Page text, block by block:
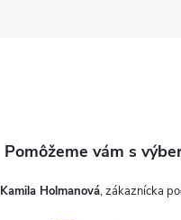
Kamila Holmanová